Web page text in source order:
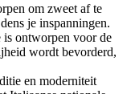
om zweet af te
je inspanningen.
is ontworpen voor de
wordt bevorderd,
en moderniteit